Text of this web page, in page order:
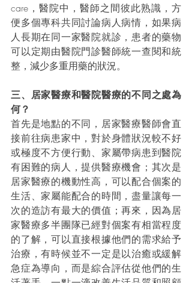
care，醫院中，醫師之間彼此熟識，方
便多個專科共同討論病人病情，如果病
人長期在同一家醫院就診，患者的藥物
可以定期由醫院門診醫師統一查閱和統
整，減少多重用藥的狀況。
三、居家醫療和醫院醫療的不同之處為
何？
首先是地點的不同，居家醫療醫師會直
接前往病患家中，對於身體狀況較不好
或極度不方便行動、家屬帶病患到醫院
有困難的病人，提供醫療機會；其次是
居家醫療的機動性高，可以配合個案的
生活、家屬能配合的時間，盡量讓每一
次的造訪有最大的價值；再來，因為居
家醫療多半團隊已經對個案有相當程度
的了解，可以直接根據他們的需求給予
治療，有時候並不一定是以治癒或緩解
急症為導向，而是綜合評估從他們的生